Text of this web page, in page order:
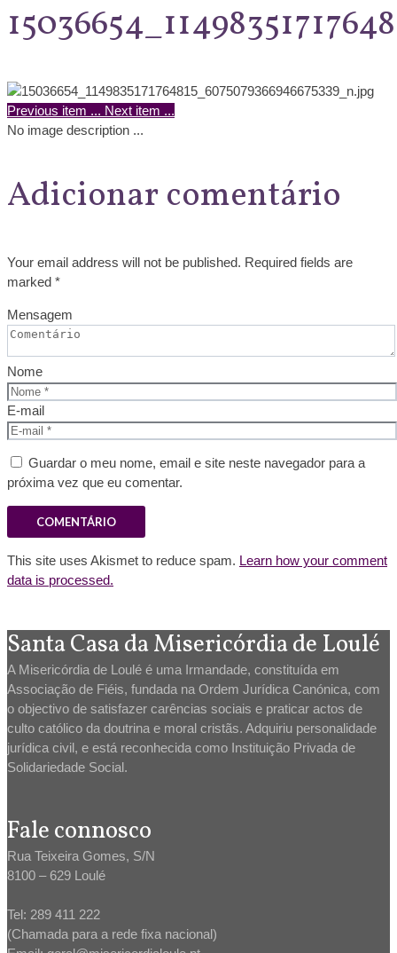
Previous item ... Next item ...
No image description ...
Adicionar comentário
Your email address will not be published. Required fields are
marked *
Mensagem
Nome
E-mail
Guardar o meu nome, email e site neste navegador para a
próxima vez que eu comentar.
This site uses Akismet to reduce spam. Learn how your comment
data is processed.
Santa Casa da Misericórdia de Loulé
A Misericórdia de Loulé é uma Irmandade, constituída em
Associação de Fiéis, fundada na Ordem Jurídica Canónica, com
o objectivo de satisfazer carências sociais e praticar actos de
culto católico da doutrina e moral cristãs. Adquiriu personalidade
jurídica civil, e está reconhecida como Instituição Privada de
Solidariedade Social.
Fale connosco
Rua Teixeira Gomes, S/N
8100 – 629 Loulé
Tel: 289 411 222
(Chamada para a rede fixa nacional)